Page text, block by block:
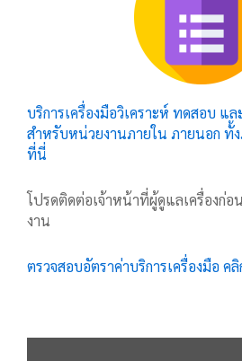
บริการเครื่องมือวิเคราะห์ ทดสอบ แล
สำหรับหน่วยงานภายใน ภายนอก ทั้
ที่นี่
โปรดติดต่อเจ้าหน้าที่ผู้ดูแลเครื่องก่
งาน
ตรวจสอบอัตราค่าบริการเครื่องมือ ค